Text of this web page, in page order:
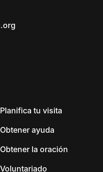
Planifica tu visita
Obtener ayuda
Obtener la oración
Voluntariado